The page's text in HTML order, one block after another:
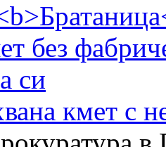
кмет с